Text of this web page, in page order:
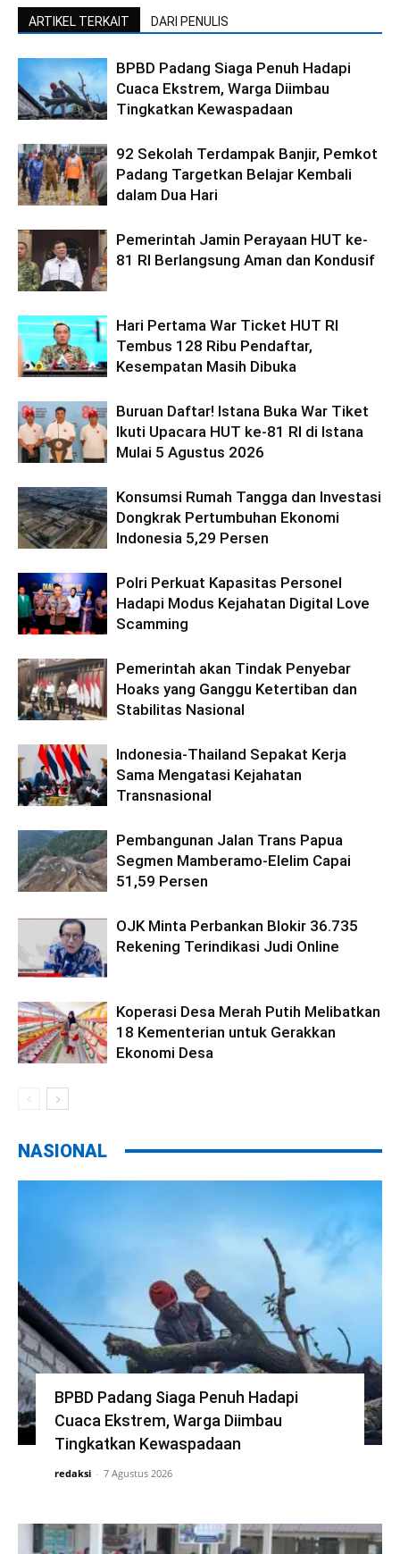
ARTIKEL TERKAIT DARI PENULIS
BPBD Padang Siaga Penuh Hadapi
Cuaca Ekstrem, Warga Diimbau
Tingkatkan Kewaspadaan
92 Sekolah Terdampak Banjir, Pemkot
Padang Targetkan Belajar Kembali
dalam Dua Hari
Pemerintah Jamin Perayaan HUT ke-
81 RI Berlangsung Aman dan Kondusif
Hari Pertama War Ticket HUT RI
Tembus 128 Ribu Pendaftar,
Kesempatan Masih Dibuka
Buruan Daftar! Istana Buka War Tiket
Ikuti Upacara HUT ke-81 RI di Istana
Mulai 5 Agustus 2026
Konsumsi Rumah Tangga dan Investasi
Dongkrak Pertumbuhan Ekonomi
Indonesia 5,29 Persen
Polri Perkuat Kapasitas Personel
Hadapi Modus Kejahatan Digital Love
Scamming
Pemerintah akan Tindak Penyebar
Hoaks yang Ganggu Ketertiban dan
Stabilitas Nasional
Indonesia-Thailand Sepakat Kerja
Sama Mengatasi Kejahatan
Transnasional
Pembangunan Jalan Trans Papua
Segmen Mamberamo-Elelim Capai
51,59 Persen
OJK Minta Perbankan Blokir 36.735
Rekening Terindikasi Judi Online
Koperasi Desa Merah Putih Melibatkan
18 Kementerian untuk Gerakkan
Ekonomi Desa
NASIONAL
BPBD Padang Siaga Penuh Hadapi
Cuaca Ekstrem, Warga Diimbau
Tingkatkan Kewaspadaan
redaksi - 7 Agustus 2026